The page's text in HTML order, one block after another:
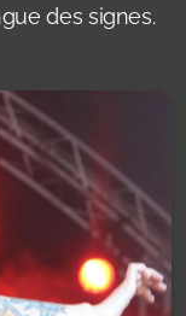
des signes.